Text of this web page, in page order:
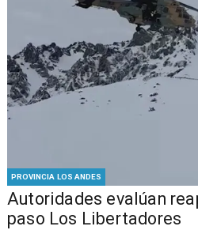
PROVINCIA LOS ANDES
​​Autoridades evalúan
paso Los Libertadores